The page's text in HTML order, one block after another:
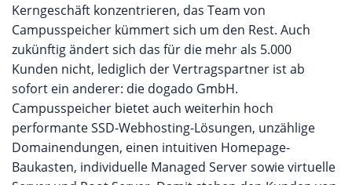
Kerngeschäft konzentrieren, das Team von
Campusspeicher kümmert sich um den Rest. Auch
zukünftig ändert sich das für die mehr als 5.000
Kunden nicht, lediglich der Vertragspartner ist ab
sofort ein anderer: die dogado GmbH.
Campusspeicher bietet auch weiterhin hoch
performante SSD-Webhosting-Lösungen, unzählige
Domainendungen, einen intuitiven Homepage-
Baukasten, individuelle Managed Server sowie virtuelle